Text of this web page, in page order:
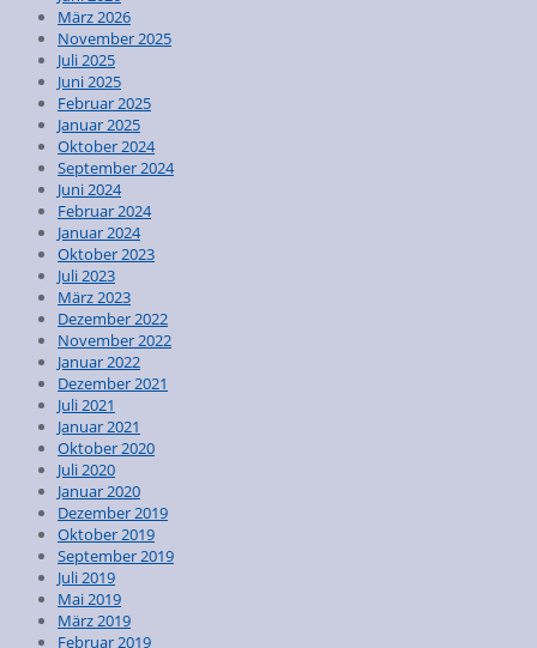
März 2026
November 2025
Juli 2025
Juni 2025
Februar 2025
Januar 2025
Oktober 2024
September 2024
Juni 2024
Februar 2024
Januar 2024
Oktober 2023
Juli 2023
März 2023
Dezember 2022
November 2022
Januar 2022
Dezember 2021
Juli 2021
Januar 2021
Oktober 2020
Juli 2020
Januar 2020
Dezember 2019
Oktober 2019
September 2019
Juli 2019
Mai 2019
März 2019
Februar 2019